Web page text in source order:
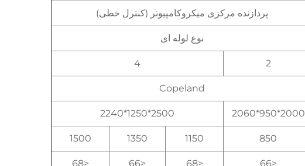
پردازنده مرکزی میکروکامپیوتر (کنترل خطی)
نوع لوله ای
2
4
Copeland
2000*950*2060
2500*1250*2240
850
1150
1350
1500
<66
<68
<66
<68